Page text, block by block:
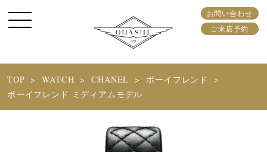
お問い合わせ
ご来店予約
TOP WATCH CHANEL
ボーイフレンド
ボーイフレンド ミディアムモデル